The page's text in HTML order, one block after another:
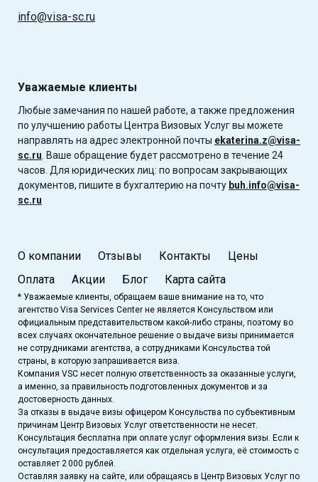
info@visa-sc.ru
Уважаемые клиенты
Любые замечания по нашей работе, а также предложения
по улучшению работы Центра Визовых Услуг вы можете
направлять на адрес электронной почты ekaterina.z@visa-
sc.ru . Ваше обращение будет рассмотрено в течение 24
часов. Для юридических лиц: по вопросам закрывающих
документов, пишите в бухгалтерию на почту buh.info@visa-
sc.ru
О компании Отзывы Контакты
Цены
Оплата
Акции Блог Карта сайта
* Уважаемые клиенты, обращаем ваше внимание на то, что
агентство Visa Services Center не является Консульством или
официальным представительством какой-либо страны, поэтому во
всех случаях окончательное решение о выдаче визы принимается
не сотрудниками агентства, а сотрудниками Консульства той
страны, в которую запрашивается виза.
Компания VSC несет полную ответственность за оказанные услуги,
а именно, за правильность подготовленных документов и за
достоверность данных.
За отказы в выдаче визы офицером Консульства по субъективным
причинам Центр Визовых Услуг ответственности не несет.
Консультация бесплатна при оплате услуг оформления визы. Если к
онсультация предоставляется как отдельная услуга, её стоимость с
оставляет 2 000 рублей.
Оставляя заявку на сайте, или обращаясь в Центр Визовых Услуг по